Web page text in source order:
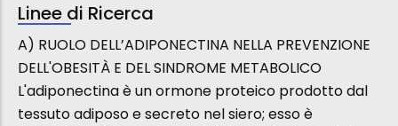
Linee di Ricerca
A) RUOLO DELL’ADIPONECTINA NELLA PREVENZIONE
DELL'OBESITÀ E DEL SINDROME METABOLICO
L'adiponectina è un ormone proteico prodotto dal
tessuto adiposo e secreto nel siero; esso è